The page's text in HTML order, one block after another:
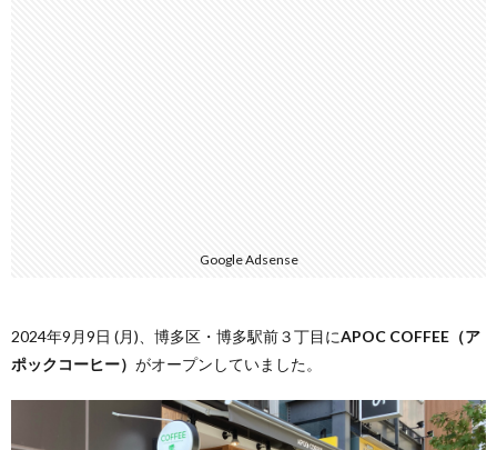
Google Adsense
2024年9月9日 (月)、博多区・博多駅前３丁目にAPOC COFFEE（ア
ポックコーヒー） がオープンしていました。